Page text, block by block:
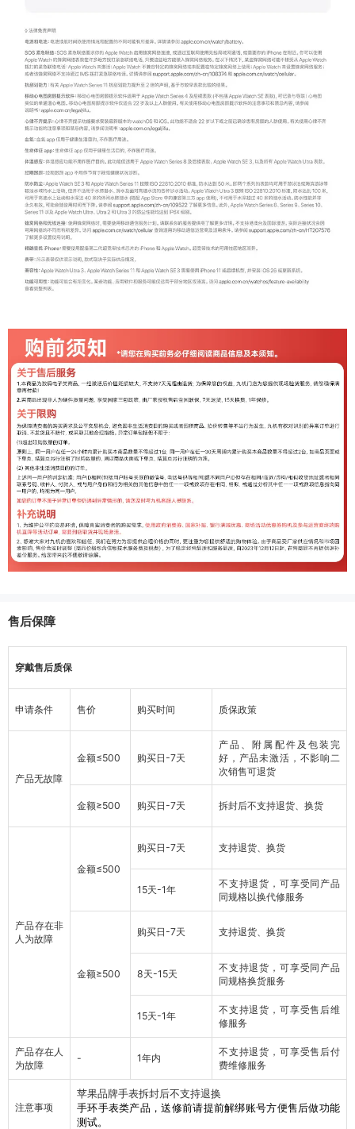
售后保障
穿戴售后质保
申请条件 售价 购买时间 质保政策
产品无故障
金额≤500 购买日-7天
产品、附属配件及包装完
好，产品未激活，不影响二
次销售可退货
金额≥500 购买日-7天 拆封后不支持退货、换货
产品存在非
人为故障
金额≤500
购买日-7天 支持退货、换货
15天-1年
不支持退货，可享受同产品
同规格以换代修服务
金额≥500
购买日-7天 支持退货、换货
8天-15天
不支持退货，可享受同产品
同规格换货服务
15天-1年
不支持退货，可享受售后维
修服务
产品存在人
为故障
- 1年内
不支持退货，可享受售后付
费维修服务
注意事项
苹果品牌手表拆封后不支持退换
手环手表类产品，送修前请提前解绑账号方便售后做功能
测试。